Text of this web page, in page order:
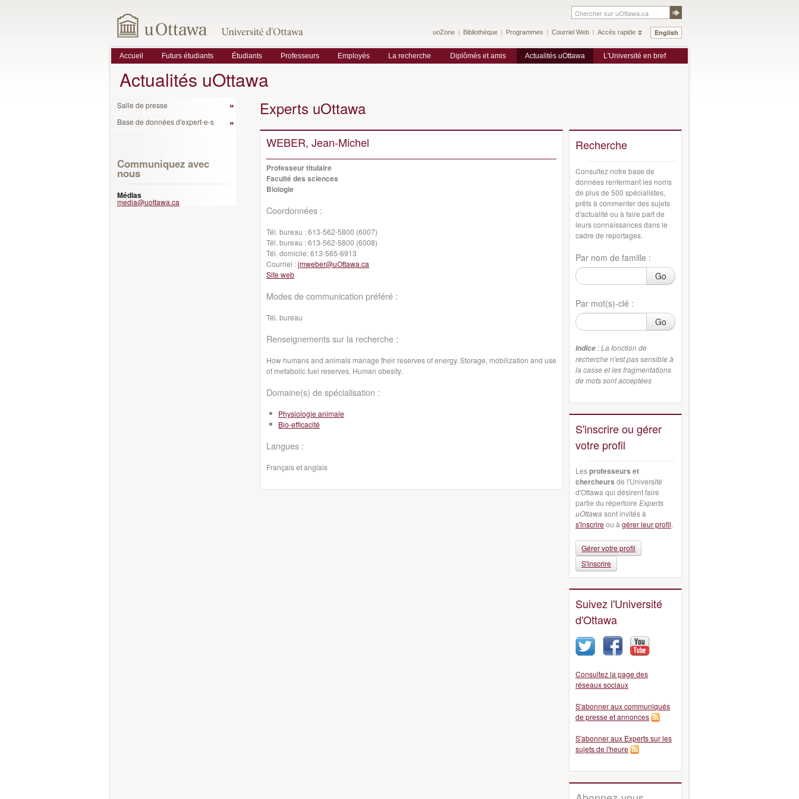
English
uoZone Bibliothèque Programmes Courriel Web Accès rapide
Accueil Futurs étudiants Étudiants Professeurs Employés La recherche Diplômés et amis Actualités uOttawa L'Université en bref
Actualités uOttawa
Salle de presse
Base de données d'expert-e-s
Communiquez avec
nous
Médias
media@uottawa.ca
Experts uOttawa
WEBER, Jean-Michel
Professeur titulaire
Faculté des sciences
Biologie
Coordonnées :
Tél. bureau :613-562-5800 (6007)
Tél. bureau :613-562-5800 (6008)
Tél. domicile:613-565-6913
Courriel :jmweber@uOttawa.ca
Site web
Modes de communication préféré :
Tél. bureau
Renseignements sur la recherche :
How humans and animals manage their reserves of energy. Storage, mobilization and use
of metabolic fuel reserves. Human obesity.
Domaine(s) de spécialisation :
Physiologie animale
Bio-efficacité
Langues :
Français et anglais
Recherche
Consultez notre base de
données renfermant les noms
de plus de 500 spécialistes,
prêts à commenter des sujets
d'actualité ou à faire part de
leurs connaissances dans le
cadre de reportages.
Par nom de famille :
Go
Par mot(s)-clé :
Go
Indice : La fonction de
recherche n'est pas sensible à
la casse et les fragmentations
de mots sont acceptées
S'inscrire ou gérer
votre profil
Lesprofesseurs et
chercheurs de l'Université
d'Ottawa qui désirent faire
partie du répertoire Experts
uOttawa sont invités à
s'inscrireou à gérer leur profil.
Gérer votre profil
S'inscrire
Suivez l'Université
d'Ottawa
Consultez la page des
réseaux sociaux
S'abonner aux communiqués
de presse et annonces
S'abonner aux Experts sur les
sujets de l'heure